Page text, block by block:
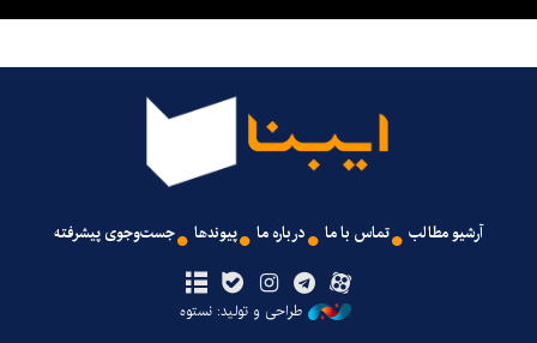
آرشیو مطالب تماس با ما درباره ما پیوندها جست‌وجوی پیشرفته
طراحی و تولید: نستوه